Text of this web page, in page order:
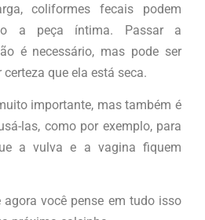
coliformes fecais podem
a peça íntima. Passar a
é necessário, mas pode ser
que ela está seca.
importante, mas também é
las, como por exemplo, para
a vulva e a vagina fiquem
agora você pense em tudo isso